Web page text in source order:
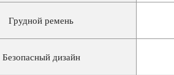
Грудной ремень
Безопасный дизайн